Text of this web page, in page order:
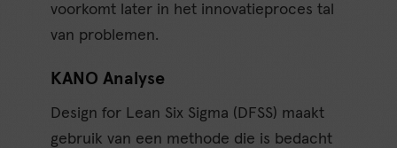
voorkomt later in het innovatieproces tal
van problemen.
KANO Analyse
Design for Lean Six Sigma (DFSS) maakt
gebruik van een methode die is bedacht